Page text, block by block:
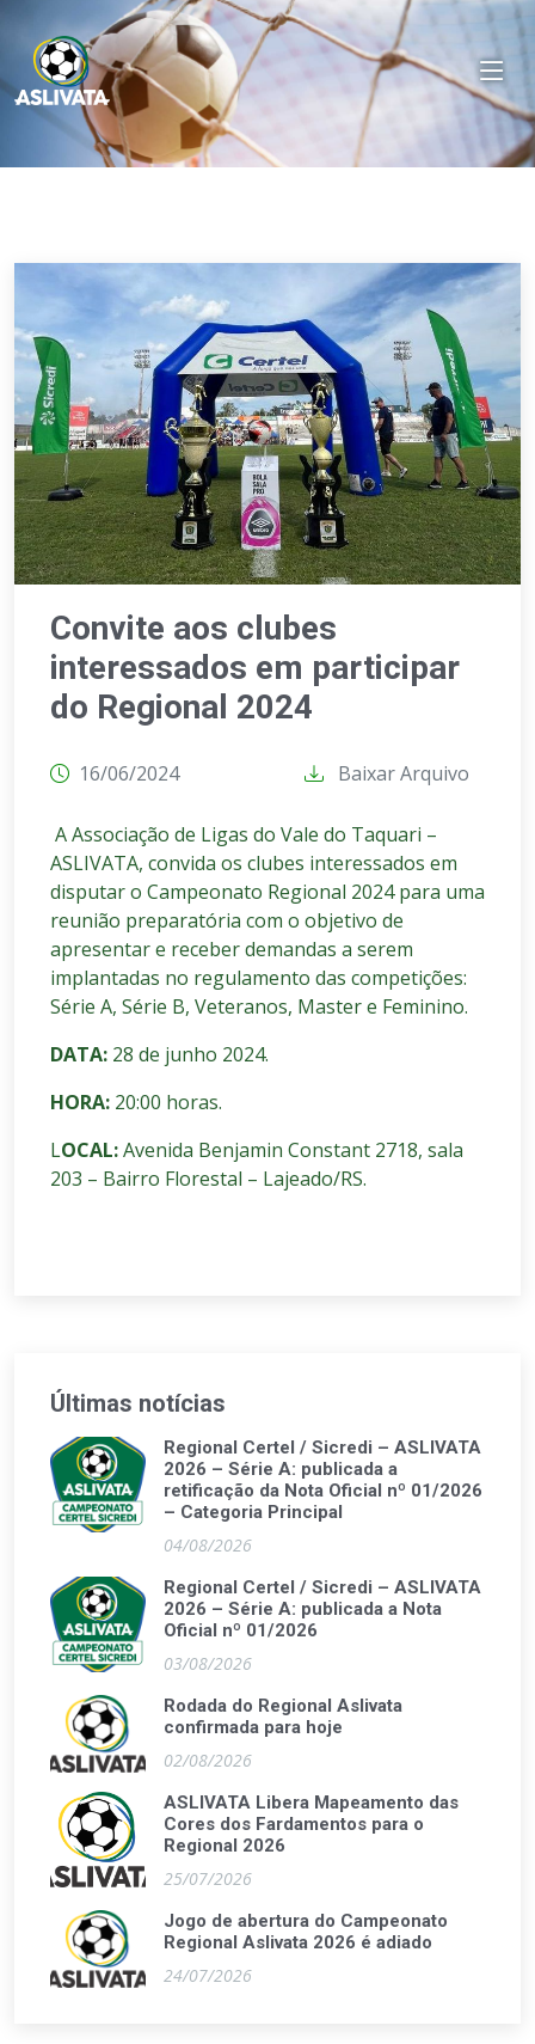
Convite aos clubes
interessados em participar
do Regional 2024
16/06/2024 Baixar Arquivo
A Associação de Ligas do Vale do Taquari –
ASLIVATA, convida os clubes interessados em
disputar o Campeonato Regional 2024 para uma
reunião preparatória com o objetivo de
apresentar e receber demandas a serem
implantadas no regulamento das competições:
Série A, Série B, Veteranos, Master e Feminino.
DATA: 28 de junho 2024.
HORA: 20:00 horas.
LOCAL:Avenida Benjamin Constant 2718, sala
203 – Bairro Florestal – Lajeado/RS.
Últimas notícias
Regional Certel / Sicredi – ASLIVATA
2026 – Série A: publicada a
retificação da Nota Oficial nº 01/2026
– Categoria Principal
04/08/2026
Regional Certel / Sicredi – ASLIVATA
2026 – Série A: publicada a Nota
Oficial nº 01/2026
03/08/2026
Rodada do Regional Aslivata
confirmada para hoje
02/08/2026
ASLIVATA Libera Mapeamento das
Cores dos Fardamentos para o
Regional 2026
25/07/2026
Jogo de abertura do Campeonato
Regional Aslivata 2026 é adiado
24/07/2026